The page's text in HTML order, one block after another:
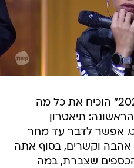
אבל מה יש לומר, גמר "2025" הוכיח את כל מה
תיאטרון
אפשר לדבר עד מחר
וקשרים, בסוף אתה
הכספים שצברת, במה